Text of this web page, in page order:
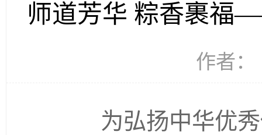
师道芳华 粽香裹福
作者：
为弘扬中华优